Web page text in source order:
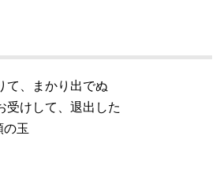
て、まかり出でぬ
受けして、退出した
玉